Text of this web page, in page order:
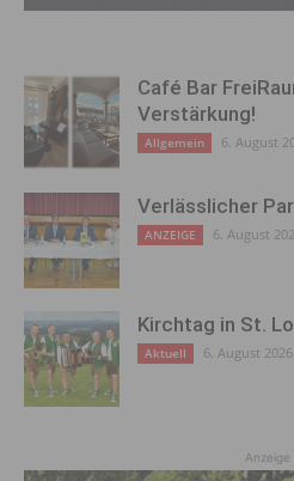
Café Bar
Verstärkung!
Allgemein 6. August
Verlässlicher
ANZEIGE 6. August
Kirchtag in St.
Aktuell 6. August 2026
Anzeige